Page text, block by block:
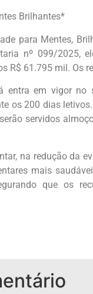
Brilhantes*
para Mentes,
nº 099/2025,
R$ 61.795 mil. Os
entra em vigor no
os 200 dias
servidos
na redução da
mais
que os